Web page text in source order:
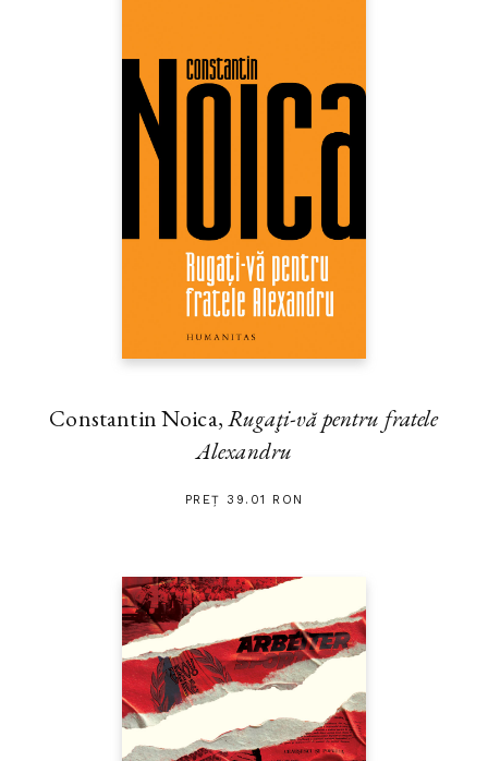
Constantin Noica,Rugaţi-vă pentru fratele
Alexandru
PREȚ 39.01 RON